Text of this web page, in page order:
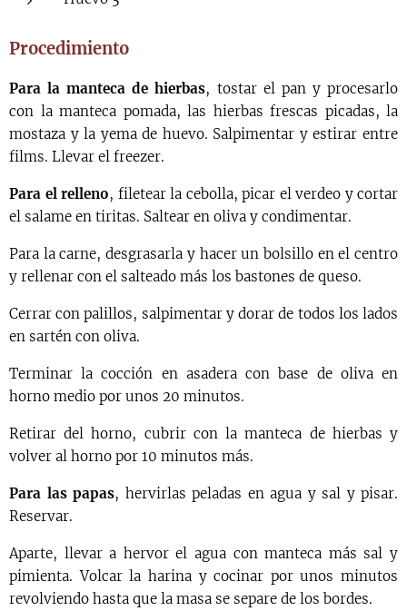
Procedimiento
Para la manteca de hierbas, tostar el pan y procesarlo
con la manteca pomada, las hierbas frescas picadas, la
mostaza y la yema de huevo. Salpimentar y estirar entre
films. Llevar el freezer.
Para el relleno, filetear la cebolla, picar el verdeo y cortar
el salame en tiritas. Saltear en oliva y condimentar.
Para la carne, desgrasarla y hacer un bolsillo en el centro
y rellenar con el salteado más los bastones de queso.
Cerrar con palillos, salpimentar y dorar de todos los lados
en sartén con oliva.
Terminar la cocción en asadera con base de oliva en
horno medio por unos 20 minutos.
Retirar del horno, cubrir con la manteca de hierbas y
volver al horno por 10 minutos más.
Para las papas, hervirlas peladas en agua y sal y pisar.
Reservar.
Aparte, llevar a hervor el agua con manteca más sal y
pimienta. Volcar la harina y cocinar por unos minutos
revolviendo hasta que la masa se separe de los bordes.